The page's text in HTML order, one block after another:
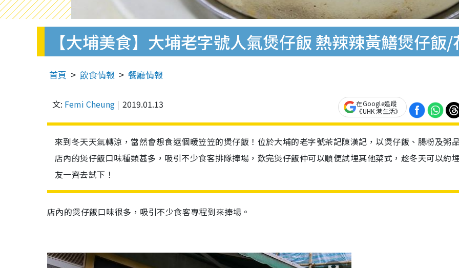
【大埔美食】大埔老字號人氣煲仔飯 熱辣辣黃鱔煲仔飯
首頁 飲食情報 餐廳情報
文: Femi Cheung 2019.01.13
在Google追蹤
《UHK 港生活》
來到冬天天氣轉涼，當然會想食返個暖笠笠的煲仔飯！位於大埔的老字號茶記陳漢記，以煲仔飯、腸粉及粥
店內的煲仔飯口味種類甚多，吸引不少食客排隊捧場，歎完煲仔飯仲可以順便試埋其他菜式，趁冬天可以約
友一齊去試下！
店內的煲仔飯口味很多，吸引不少食客專程到來捧場。